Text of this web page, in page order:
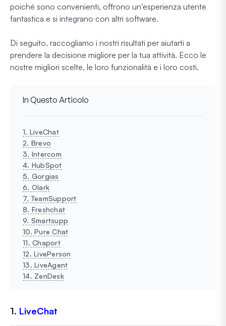
poiché sono convenienti, offrono un'esperienza utente
fantastica e si integrano con altri software.
Di seguito, raccogliamo i nostri risultati per aiutarti a
prendere la decisione migliore per la tua attività. Ecco le
nostre migliori scelte, le loro funzionalità e i loro costi.
In Questo Articolo
1. LiveChat
2. Brevo
3. Intercom
4. HubSpot
5. Gorgias
6. Olark
7. TeamSupport
8. Freshchat
9. Smartsupp
10. Pure Chat
11. Chaport
12. LivePerson
13. LiveAgent
14. ZenDesk
1. LiveChat